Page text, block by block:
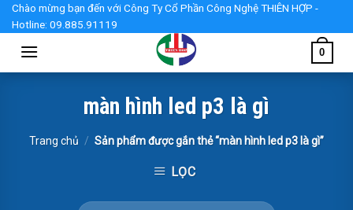
Skip
content
Chào mừng bạn đến với Công Ty Cổ Phần Công Nghệ THIÊN HỢP -
Hotline: 09.885.91119
0
màn hình led p3 là gì
Trang chủ / Sản phẩm được gắn thẻ “màn hình led p3 là gì”
LỌC